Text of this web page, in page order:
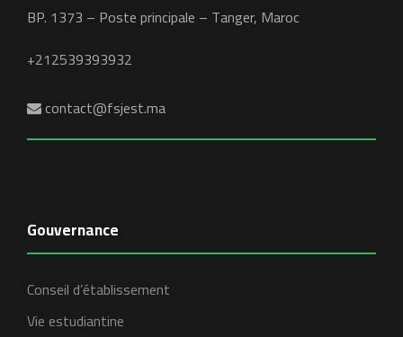
BP. 1373 – Poste principale – Tanger, Maroc
+212539393932
contact@fsjest.ma
Gouvernance
Conseil d’établissement
Vie estudiantine